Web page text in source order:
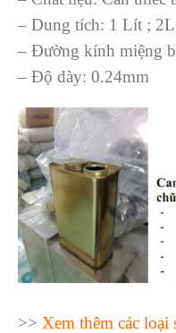
– Dung tích: 1 Lít ;
– Đường kính miệng
– Độ dày: 0.24mm
>> Xem thêm các loại